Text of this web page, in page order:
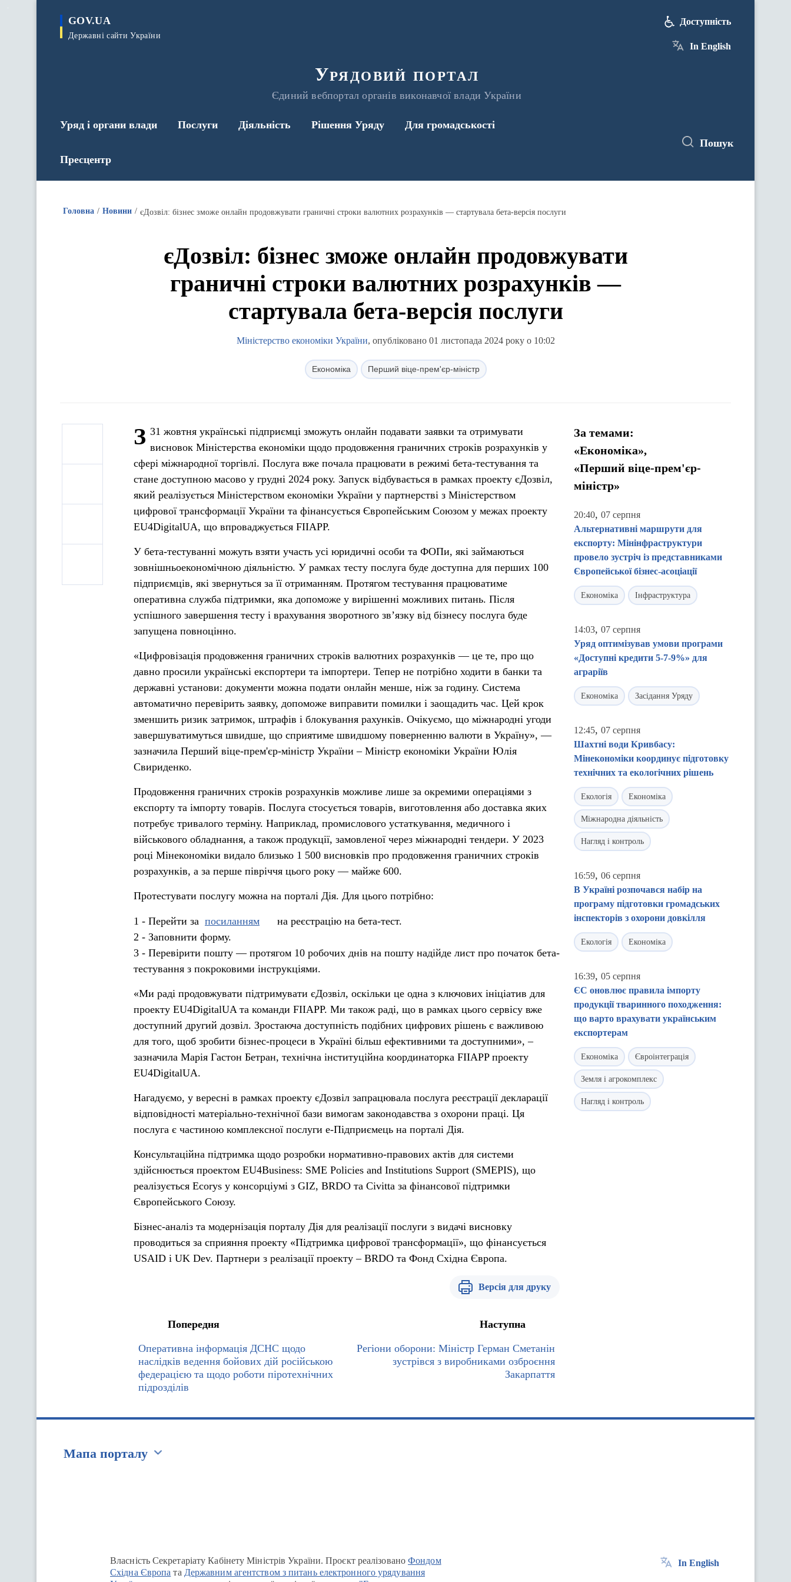
GOV.UA
Державні сайти України
Урядовий портал
Єдиний вебпортал органів виконавчої влади України
Доступність
In English
Уряд і органи влади Послуги Діяльність Рішення Уряду Для громадськості
Пресцентр
Пошук
Головна Новини єДозвіл: бізнес зможе онлайн продовжувати граничні строки валютних розрахунків — стартувала бета-версія послуги
єДозвіл: бізнес зможе онлайн продовжувати
граничні строки валютних розрахунків —
стартувала бета-версія послуги
Міністерство економіки України, опубліковано 01 листопада 2024 року о 10:02
Економіка Перший віце-прем'єр-міністр
З 31 жовтня українські підприємці зможуть онлайн подавати заявки та отримувати
висновок Міністерства економіки щодо продовження граничних строків розрахунків у
сфері міжнародної торгівлі. Послуга вже почала працювати в режимі бета-тестування та
стане доступною масово у грудні 2024 року. Запуск відбувається в рамках проекту єДозвіл,
який реалізується Міністерством економіки України у партнерстві з Міністерством
цифрової трансформації України та фінансується Європейським Союзом у межах проекту
EU4DigitalUA, що впроваджується FIIAPP.
У бета-тестуванні можуть взяти участь усі юридичні особи та ФОПи, які займаються
зовнішньоекономічною діяльністю. У рамках тесту послуга буде доступна для перших 100
підприємців, які звернуться за її отриманням. Протягом тестування працюватиме
оперативна служба підтримки, яка допоможе у вирішенні можливих питань. Після
успішного завершення тесту і врахування зворотного зв’язку від бізнесу послуга буде
запущена повноцінно.
«Цифровізація продовження граничних строків валютних розрахунків — це те, про що
давно просили українські експортери та імпортери. Тепер не потрібно ходити в банки та
державні установи: документи можна подати онлайн менше, ніж за годину. Система
автоматично перевірить заявку, допоможе виправити помилки і заощадить час. Цей крок
зменшить ризик затримок, штрафів і блокування рахунків. Очікуємо, що міжнародні угоди
завершуватимуться швидше, що сприятиме швидшому поверненню валюти в Україну», —
зазначила Перший віце-прем'єр-міністр України – Міністр економіки України Юлія
Свириденко.
Продовження граничних строків розрахунків можливе лише за окремими операціями з
експорту та імпорту товарів. Послуга стосується товарів, виготовлення або доставка яких
потребує тривалого терміну. Наприклад, промислового устаткування, медичного і
військового обладнання, а також продукції, замовленої через міжнародні тендери. У 2023
році Мінекономіки видало близько 1 500 висновків про продовження граничних строків
розрахунків, а за перше півріччя цього року — майже 600.
Протестувати послугу можна на порталі Дія. Для цього потрібно:
1 - Перейти за посиланням
на реєстрацію на бета-тест.
2 - Заповнити форму.
3 - Перевірити пошту — протягом 10 робочих днів на пошту надійде лист про початок бета-
тестування з покроковими інструкціями.
«Ми раді продовжувати підтримувати єДозвіл, оскільки це одна з ключових ініціатив для
проекту EU4DigitalUA та команди FIIAPP. Ми також раді, що в рамках цього сервісу вже
доступний другий дозвіл. Зростаюча доступність подібних цифрових рішень є важливою
для того, щоб зробити бізнес-процеси в Україні більш ефективними та доступними», –
зазначила Марія Гастон Бетран, технічна інституційна координаторка FIIAPP проекту
EU4DigitalUA.
Нагадуємо, у вересні в рамках проекту єДозвіл запрацювала послуга реєстрації декларації
відповідності матеріально-технічної бази вимогам законодавства з охорони праці. Ця
послуга є частиною комплексної послуги е-Підприємець на порталі Дія.
Консультаційна підтримка щодо розробки нормативно-правових актів для системи
здійснюється проектом EU4Business: SME Policies and Institutions Support (SMEPIS), що
реалізується Ecorys у консорціумі з GIZ, BRDO та Civitta за фінансової підтримки
Європейського Союзу.
Бізнес-аналіз та модернізація порталу Дія для реалізації послуги з видачі висновку
проводиться за сприяння проекту «Підтримка цифрової трансформації», що фінансується
USAID і UK Dev. Партнери з реалізації проекту – BRDO та Фонд Східна Європа.
Версія для друку
Попередня
Оперативна інформація ДСНС щодо
наслідків ведення бойових дій російською
федерацією та щодо роботи піротехнічних
підрозділів
Наступна
Регіони оборони: Міністр Герман Сметанін
зустрівся з виробниками озброєння
Закарпаття
За темами:
«Економіка»,
«Перший віце-прем'єр-
міністр»
20:40, 07 серпня
Альтернативні маршрути для
експорту: Мінінфраструктури
провело зустріч із представниками
Європейської бізнес-асоціації
Економіка Інфраструктура
14:03, 07 серпня
Уряд оптимізував умови програми
«Доступні кредити 5-7-9%» для
аграріїв
Економіка Засідання Уряду
12:45, 07 серпня
Шахтні води Кривбасу:
Мінекономіки координує підготовку
технічних та екологічних рішень
Екологія Економіка
Міжнародна діяльність
Нагляд і контроль
16:59, 06 серпня
В Україні розпочався набір на
програму підготовки громадських
інспекторів з охорони довкілля
Екологія Економіка
16:39, 05 серпня
ЄС оновлює правила імпорту
продукції тваринного походження:
що варто врахувати українським
експортерам
Економіка Євроінтеграція
Земля і агрокомплекс
Нагляд і контроль
Мапа порталу
Власність Секретаріату Кабінету Міністрів України. Проєкт реалізованоФондом
Східна Європа та Державним агентством з питань електронного урядування
In English